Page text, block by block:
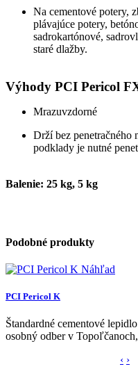
Na cementové potery,
plávajúce potery,
sadrokartónové,
staré dlažby.
Výhody PCI Pericol
Mrazuvzdorné
Drží bez penetračného
podklady je nutné
Balenie: 25 kg, 5 kg
Podobné produkty
Náhľad
PCI Pericol K
Štandardné cementové
osobný odber v
‹ ›